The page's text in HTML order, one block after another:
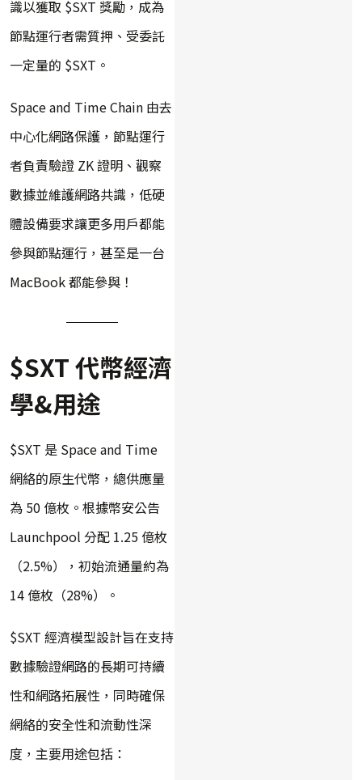
識以獲取 $SXT 獎勵，成為
節點運行者需質押、受委託
一定量的 $SXT。
Space and Time Chain 由去
中心化網路保護，節點運行
者負責驗證 ZK 證明、觀察
數據並維護網路共識，低硬
體設備要求讓更多用戶都能
參與節點運行，甚至是一台
MacBook 都能參與！
$SXT 代幣經濟
學&用途
$SXT 是 Space and Time
網絡的原生代幣，總供應量
為 50 億枚。根據幣安公告
Launchpool 分配 1.25 億枚
（2.5%），初始流通量約為
14 億枚（28%）。
$SXT 經濟模型設計旨在支持
數據驗證網路的長期可持續
性和網路拓展性，同時確保
網絡的安全性和流動性深
度，主要用途包括：